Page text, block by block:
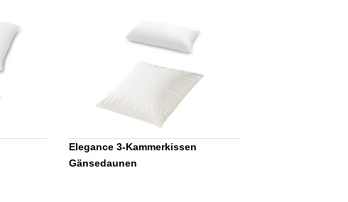
Elegance 3-Kammerkissen
Gänsedaunen